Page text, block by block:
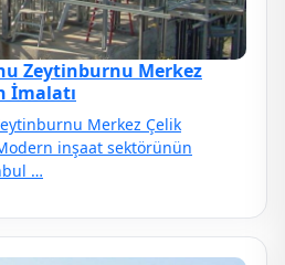
Zeytinburnu Merkez
İmalatı
Merkez Çelik
inşaat sektörünün
…